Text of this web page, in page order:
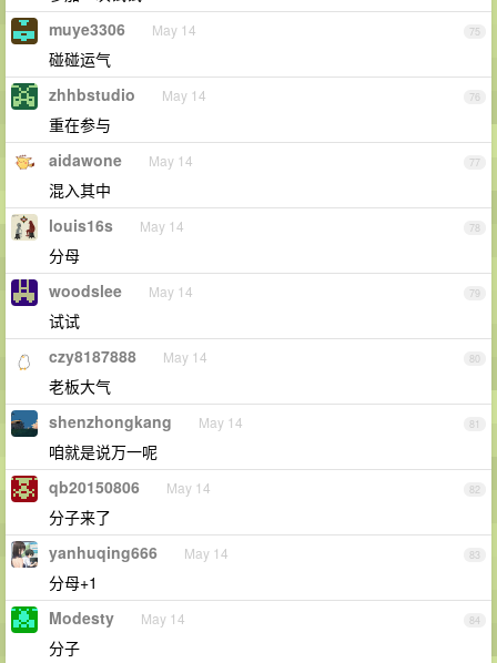
75
muye3306 May 14
碰碰运气
76
zhhbstudio May 14
重在参与
77
aidawone May 14
混入其中
78
louis16s May 14
分母
79
woodslee May 14
试试
80
czy8187888 May 14
老板大气
81
shenzhongkang May 14
咱就是说万一呢
82
qb20150806 May 14
分子来了
83
yanhuqing666 May 14
分母+1
84
Modesty May 14
分子